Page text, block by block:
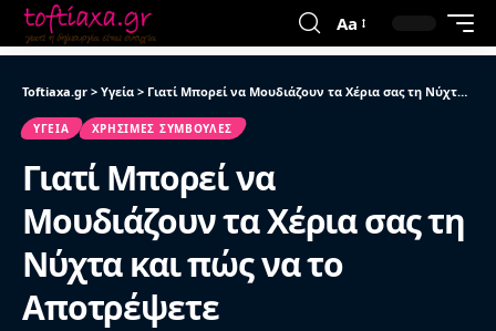
Aa
Toftiaxa.gr > Υγεία > Γιατί Μπορεί να Μουδιάζουν τα Χέρια σας τη Νύχτα και πώς να το Αποτρέψετε
ΥΓΕΊΑ ΧΡΉΣΙΜΕΣ ΣΥΜΒΟΥΛΈΣ
Γιατί Μπορεί να
Μουδιάζουν τα Χέρια σας τη
Νύχτα και πώς να το
Αποτρέψετε